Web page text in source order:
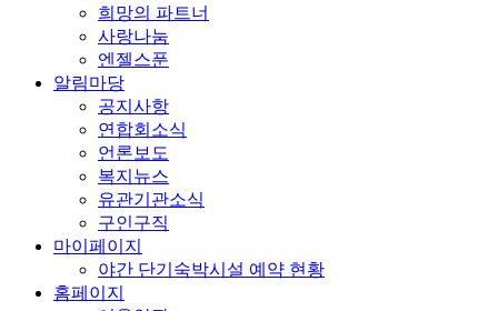
희망의 파트너
사랑나눔
엔젤스푼
알림마당
공지사항
연합회소식
언론보도
복지뉴스
유관기관소식
구인구직
마이페이지
야간 단기숙박시설 예약 현황
홈페이지